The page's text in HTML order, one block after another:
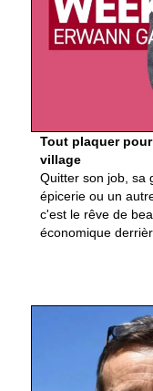
Tout plaquer
village
Quitter son job, sa
épicerie ou un
c'est le rêve de
économique